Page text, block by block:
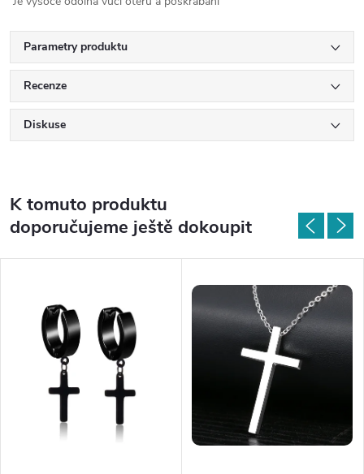
Parametry produktu
Recenze
Diskuse
K tomuto produktu
doporučujeme ještě dokoupit